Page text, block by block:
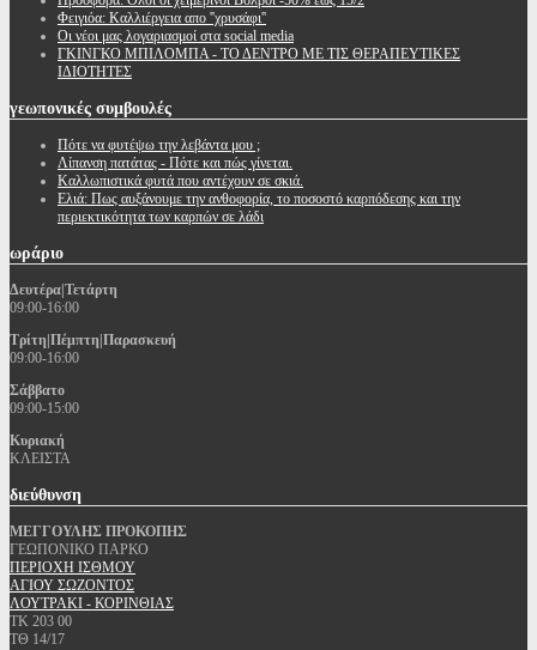
Φειγιόα: Καλλιέργεια απο ''χρυσάφι''
Oι νέοι μας λογαριασμοί στα social media
ΓΚΙΝΓΚΟ ΜΠΙΛΟΜΠΑ - ΤΟ ΔΕΝΤΡΟ ΜΕ ΤΙΣ ΘΕΡΑΠΕΥΤΙΚΕΣ
ΙΔΙΟΤΗΤΕΣ
γεωπονικές συμβουλές
Πότε να φυτέψω την λεβάντα μου ;
Λίπανση πατάτας - Πότε και πώς γίνεται.
Καλλωπιστικά φυτά που αντέχουν σε σκιά.
Ελιά: Πως αυξάνουμε την ανθοφορία, το ποσοστό καρπόδεσης και την
περιεκτικότητα των καρπών σε λάδι
ωράριο
Δευτέρα|Τετάρτη
09:00-16:00
Τρίτη|Πέμπτη|Παρασκευή
09:00-16:00
Σάββατο
09:00-15:00
Κυριακή
ΚΛΕΙΣΤΑ
διεύθυνση
ΜΕΓΓΟΥΛΗΣ ΠΡΟΚΟΠΗΣ
ΓΕΩΠΟΝΙΚΟ ΠΑΡΚΟ
ΠΕΡΙΟΧΗ ΙΣΘΜΟΥ
ΑΓΙΟΥ ΣΩΖΟΝΤΟΣ
ΛΟΥΤΡΑΚΙ - ΚΟΡΙΝΘΙΑΣ
ΤΚ 203 00
ΤΘ 14/17